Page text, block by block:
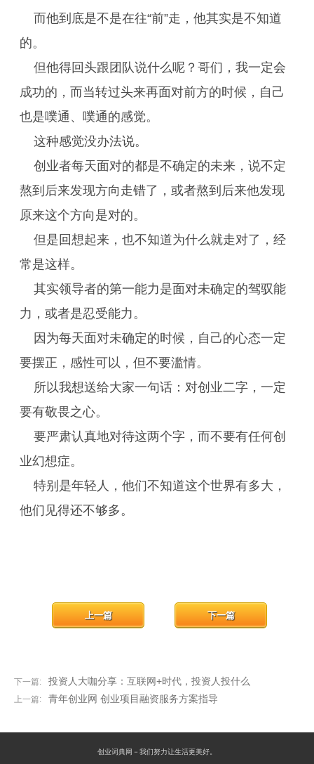
而他到底是不是在往“前”走，他其实是不知道
的。
但他得回头跟团队说什么呢？哥们，我一定会
成功的，而当转过头来再面对前方的时候，自己
也是噗通、噗通的感觉。
这种感觉没办法说。
创业者每天面对的都是不确定的未来，说不定
熬到后来发现方向走错了，或者熬到后来他发现
原来这个方向是对的。
但是回想起来，也不知道为什么就走对了，经
常是这样。
其实领导者的第一能力是面对未确定的驾驭能
力，或者是忍受能力。
因为每天面对未确定的时候，自己的心态一定
要摆正，感性可以，但不要滥情。
所以我想送给大家一句话：对创业二字，一定
要有敬畏之心。
要严肃认真地对待这两个字，而不要有任何创
业幻想症。
特别是年轻人，他们不知道这个世界有多大，
他们见得还不够多。
下一篇: 投资人大咖分享：互联网+时代，投资人投什么
下一篇
上一篇: 青年创业网 创业项目融资服务方案指导
上一篇
创业词典网－我们努力让生活更美好。